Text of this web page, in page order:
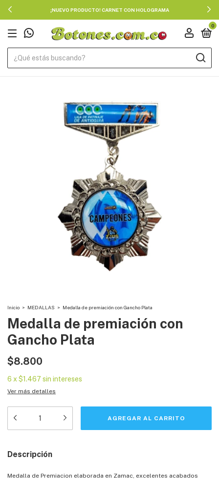
¡NUEVO PRODUCTO! CARNET CON HOLOGRAMA
0
Inicio > MEDALLAS > Medalla de premiación con Gancho Plata
Medalla de premiación con
Gancho Plata
$8.800
6 x $1.467 sin intereses
Ver más detalles
Descripción
Medalla de Premiacion elaborada en Zamac, excelentes acabados